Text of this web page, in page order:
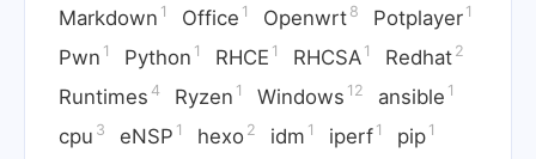
Markdown 1 Office 1 Openwrt 8 Potplayer 1
Pwn 1 Python 1 RHCE 1 RHCSA 1 Redhat 2
Runtimes 4 Ryzen 1 Windows 12 ansible 1
cpu 3 eNSP 1 hexo 2 idm 1 iperf 1 pip 1